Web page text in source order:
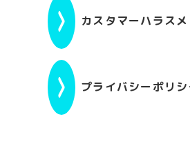
カスタマーハラス
プライバシーポリシ